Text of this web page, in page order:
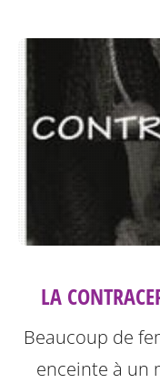
LA
Beaucoup de
enceinte à un